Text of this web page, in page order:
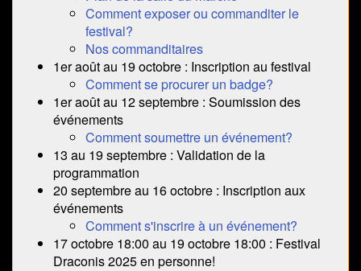
Comment exposer ou commanditer le
festival?
Nos commanditaires
1er août au 19 octobre : Inscription au festival
Comment se procurer un badge?
1er août au 12 septembre : Soumission des
événements
Comment soumettre un événement?
13 au 19 septembre : Validation de la
programmation
20 septembre au 16 octobre : Inscription aux
événements
Comment s'inscrire à un événement?
17 octobre 18:00 au 19 octobre 18:00 : Festival
Draconis 2025 en personne!